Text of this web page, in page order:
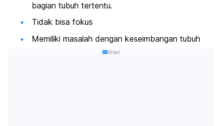
bagian tubuh tertentu.
Tidak bisa fokus
Memiliki masalah dengan keseimbangan tubuh
Iklan